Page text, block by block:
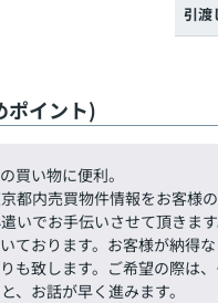
引渡
ポイント)
買い物に便利。
都内売買物件情報をお客様
いでお手伝いさせて頂きま
ております。お客様が納得
も致します。ご希望の際は
、お話が早く進みます。